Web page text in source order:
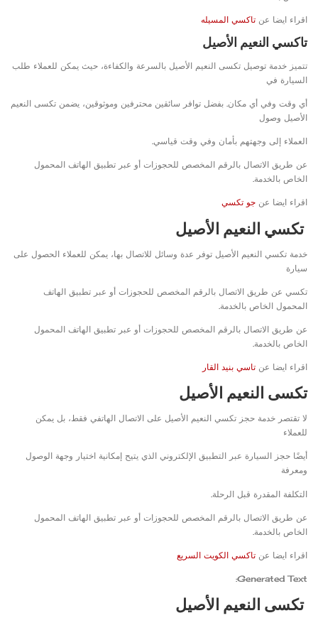
اقراء ايضا عن تاكسي المسيله
تاكسي النعيم الأصيل
تتميز خدمة توصيل تكسى النعيم الأصيل بالسرعة والكفاءة، حيث يمكن للعملاء طلب
السيارة في
أي وقت وفي أي مكان. بفضل توافر سائقين محترفين وموثوقين، يضمن تكسى النعيم
الأصيل وصول
العملاء إلى وجهتهم بأمان وفي وقت قياسي.
عن طريق الاتصال بالرقم المخصص للحجوزات أو عبر تطبيق الهاتف المحمول
الخاص بالخدمة.
اقراء ايضا عن جو تكسي
تكسي النعيم الأصيل
خدمة تكسي النعيم الأصيل توفر عدة وسائل للاتصال بها، يمكن للعملاء الحصول على
سيارة
تكسي عن طريق الاتصال بالرقم المخصص للحجوزات أو عبر تطبيق الهاتف
المحمول الخاص بالخدمة.
عن طريق الاتصال بالرقم المخصص للحجوزات أو عبر تطبيق الهاتف المحمول
الخاص بالخدمة.
اقراء ايضا عن تاسي بنيد القار
تكسى النعيم الأصيل
لا تقتصر خدمة حجز تكسي النعيم الأصيل على الاتصال الهاتفي فقط، بل يمكن
للعملاء
أيضًا حجز السيارة عبر التطبيق الإلكتروني الذي يتيح إمكانية اختيار وجهة الوصول
ومعرفة
التكلفة المقدرة قبل الرحلة.
عن طريق الاتصال بالرقم المخصص للحجوزات أو عبر تطبيق الهاتف المحمول
الخاص بالخدمة.
اقراء ايضا عن تاكسي الكويت السريع
Generated Text:
تكسى النعيم الأصيل